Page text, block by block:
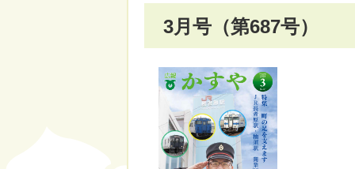
3月号（第687号）